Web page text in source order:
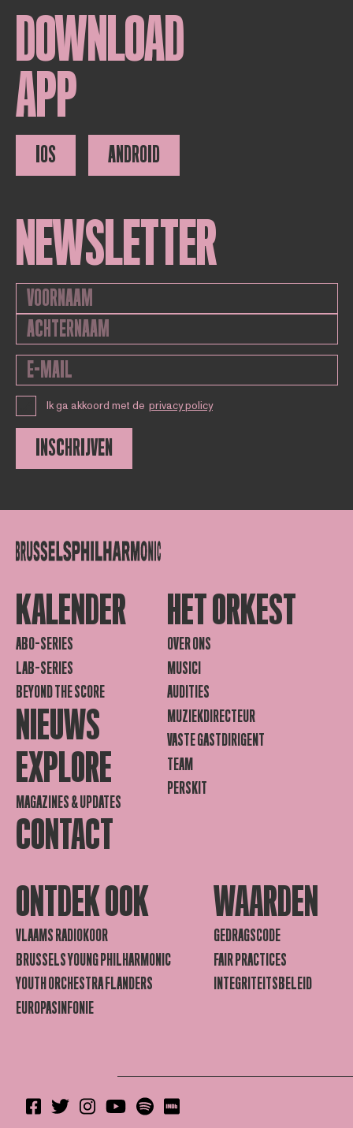
DOWNLOAD
APP
IOS ANDROID
NEWSLETTER
Ik ga akkoord met de privacy policy
INSCHRIJVEN
KALENDER
ABO-SERIES
LAB-SERIES
BEYOND THE SCORE
NIEUWS
EXPLORE
MAGAZINES & UPDATES
CONTACT
HET ORKEST
OVER ONS
MUSICI
AUDITIES
MUZIEKDIRECTEUR
VASTE GASTDIRIGENT
TEAM
PERSKIT
ONTDEK OOK
VLAAMS RADIOKOOR
BRUSSELS YOUNG PHILHARMONIC
YOUTH ORCHESTRA FLANDERS
EUROPASINFONIE
WAARDEN
GEDRAGSCODE
FAIR PRACTICES
INTEGRITEITSBELEID